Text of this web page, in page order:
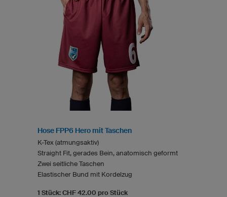
Hose FPP6 Hero mit Taschen
K-Tex (atmungsaktiv)
Straight Fit, gerades Bein, anatomisch geformt
Zwei seitliche Taschen
Elastischer Bund mit Kordelzug
1 Stück: CHF 42.00 pro Stück